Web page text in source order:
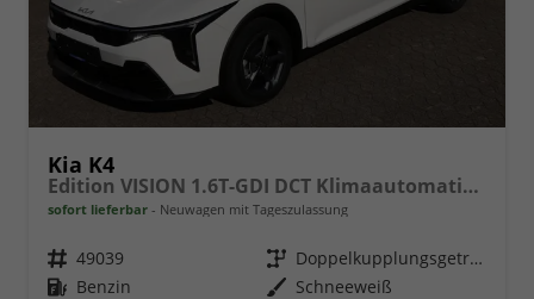
Kia K4
Edition VISION 1.6T-GDI DCT Klimaautomatik, Sitzheizung, Navigation, Apple Carplay, Android Auto
sofort lieferbar Neuwagen mit Tageszulassung
Fahrzeugnr. 49039 Getriebe
Doppelkupplungsgetriebe (DSG)
Kraftstoff Benzin Außenfarbe Schneeweiß